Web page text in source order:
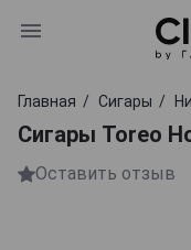
Главная Сигары
Сигары Toreo
Оставить отзыв